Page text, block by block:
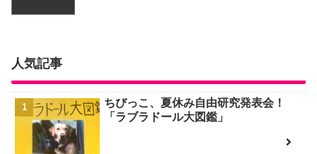
人気記事
ちびっこ、夏休み自由研究発表会！
「ラブラドール大図鑑」